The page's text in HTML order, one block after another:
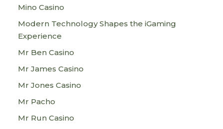
Mino Casino
Modern Technology Shapes the iGaming
Experience
Mr Ben Casino
Mr James Casino
Mr Jones Casino
Mr Pacho
Mr Run Casino